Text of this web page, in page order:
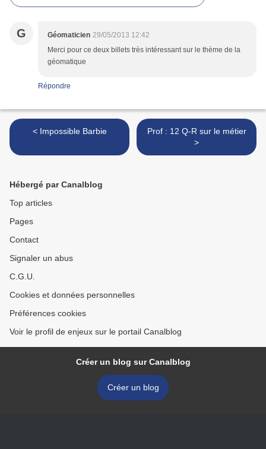
G Géomaticien 29/05/2013 12:42
Merci pour ce deux billets très intéressant sur le thème de la
géomatique
Répondre
< Impossible Barbie
Prof : 12 Q-R sur le métier
>
Hébergé par Canalblog
Top articles
Pages
Contact
Signaler un abus
C.G.U.
Cookies et données personnelles
Préférences cookies
Voir le profil de enjeux sur le portail Canalblog
Créer un blog sur Canalblog
Créer un blog